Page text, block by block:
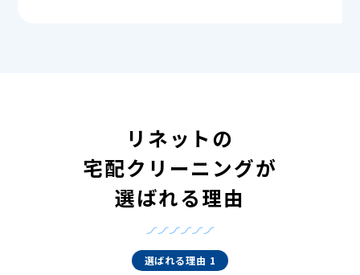
リネットの
宅配クリーニングが
選ばれる理由
選ばれる理由 1